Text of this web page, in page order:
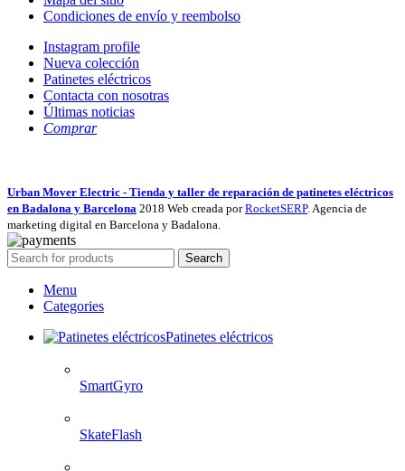
Condiciones de envío y reembolso
Instagram profile
Nueva colección
Patinetes eléctricos
Contacta con nosotras
Últimas noticias
Comprar
Urban Mover Electric - Tienda y taller de reparación de patinetes eléctricos
en Badalona y Barcelona 2018 Web creada porRocketSERP. Agencia de
marketing digital en Barcelona y Badalona.
Search
Menu
Categories
Patinetes eléctricos
SmartGyro
SkateFlash